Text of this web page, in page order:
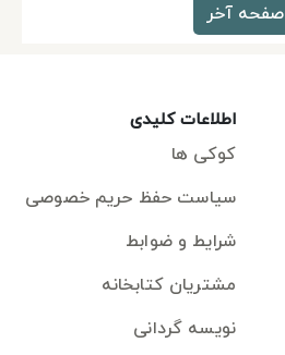
صفحه آخر
اطلاعات کلیدی
کوکی ها
سیاست حفظ حریم خصوصی
شرایط و ضوابط
مشتریان کتابخانه
نویسه گردانی